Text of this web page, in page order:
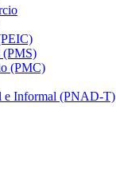
(PMS)
(PMC)
e Informal (PNAD-T)